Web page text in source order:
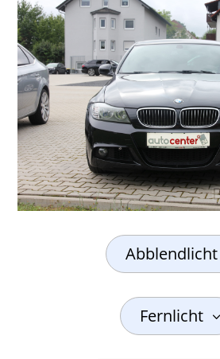
Abblendlicht
Fernlicht